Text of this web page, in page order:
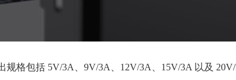
规格包括 5V/3A、9V/3A、12V/3A、15V/3A 以及